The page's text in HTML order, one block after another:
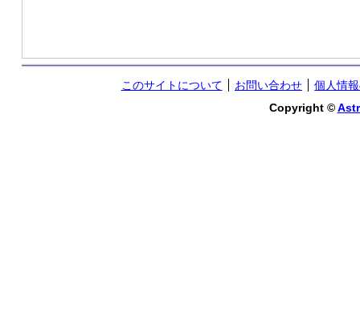
このサイトについて お問い合わせ
個人情
Copyright ©